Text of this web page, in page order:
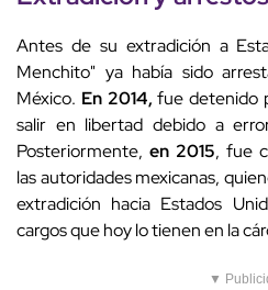
Antes de su extradición a
Menchito" ya había sido
México. En 2014, fue detenido
salir en libertad debido a
Posteriormente, en 2015, fue
las autoridades mexicanas,
extradición hacia Estados
cargos que hoy lo tienen en la
▼